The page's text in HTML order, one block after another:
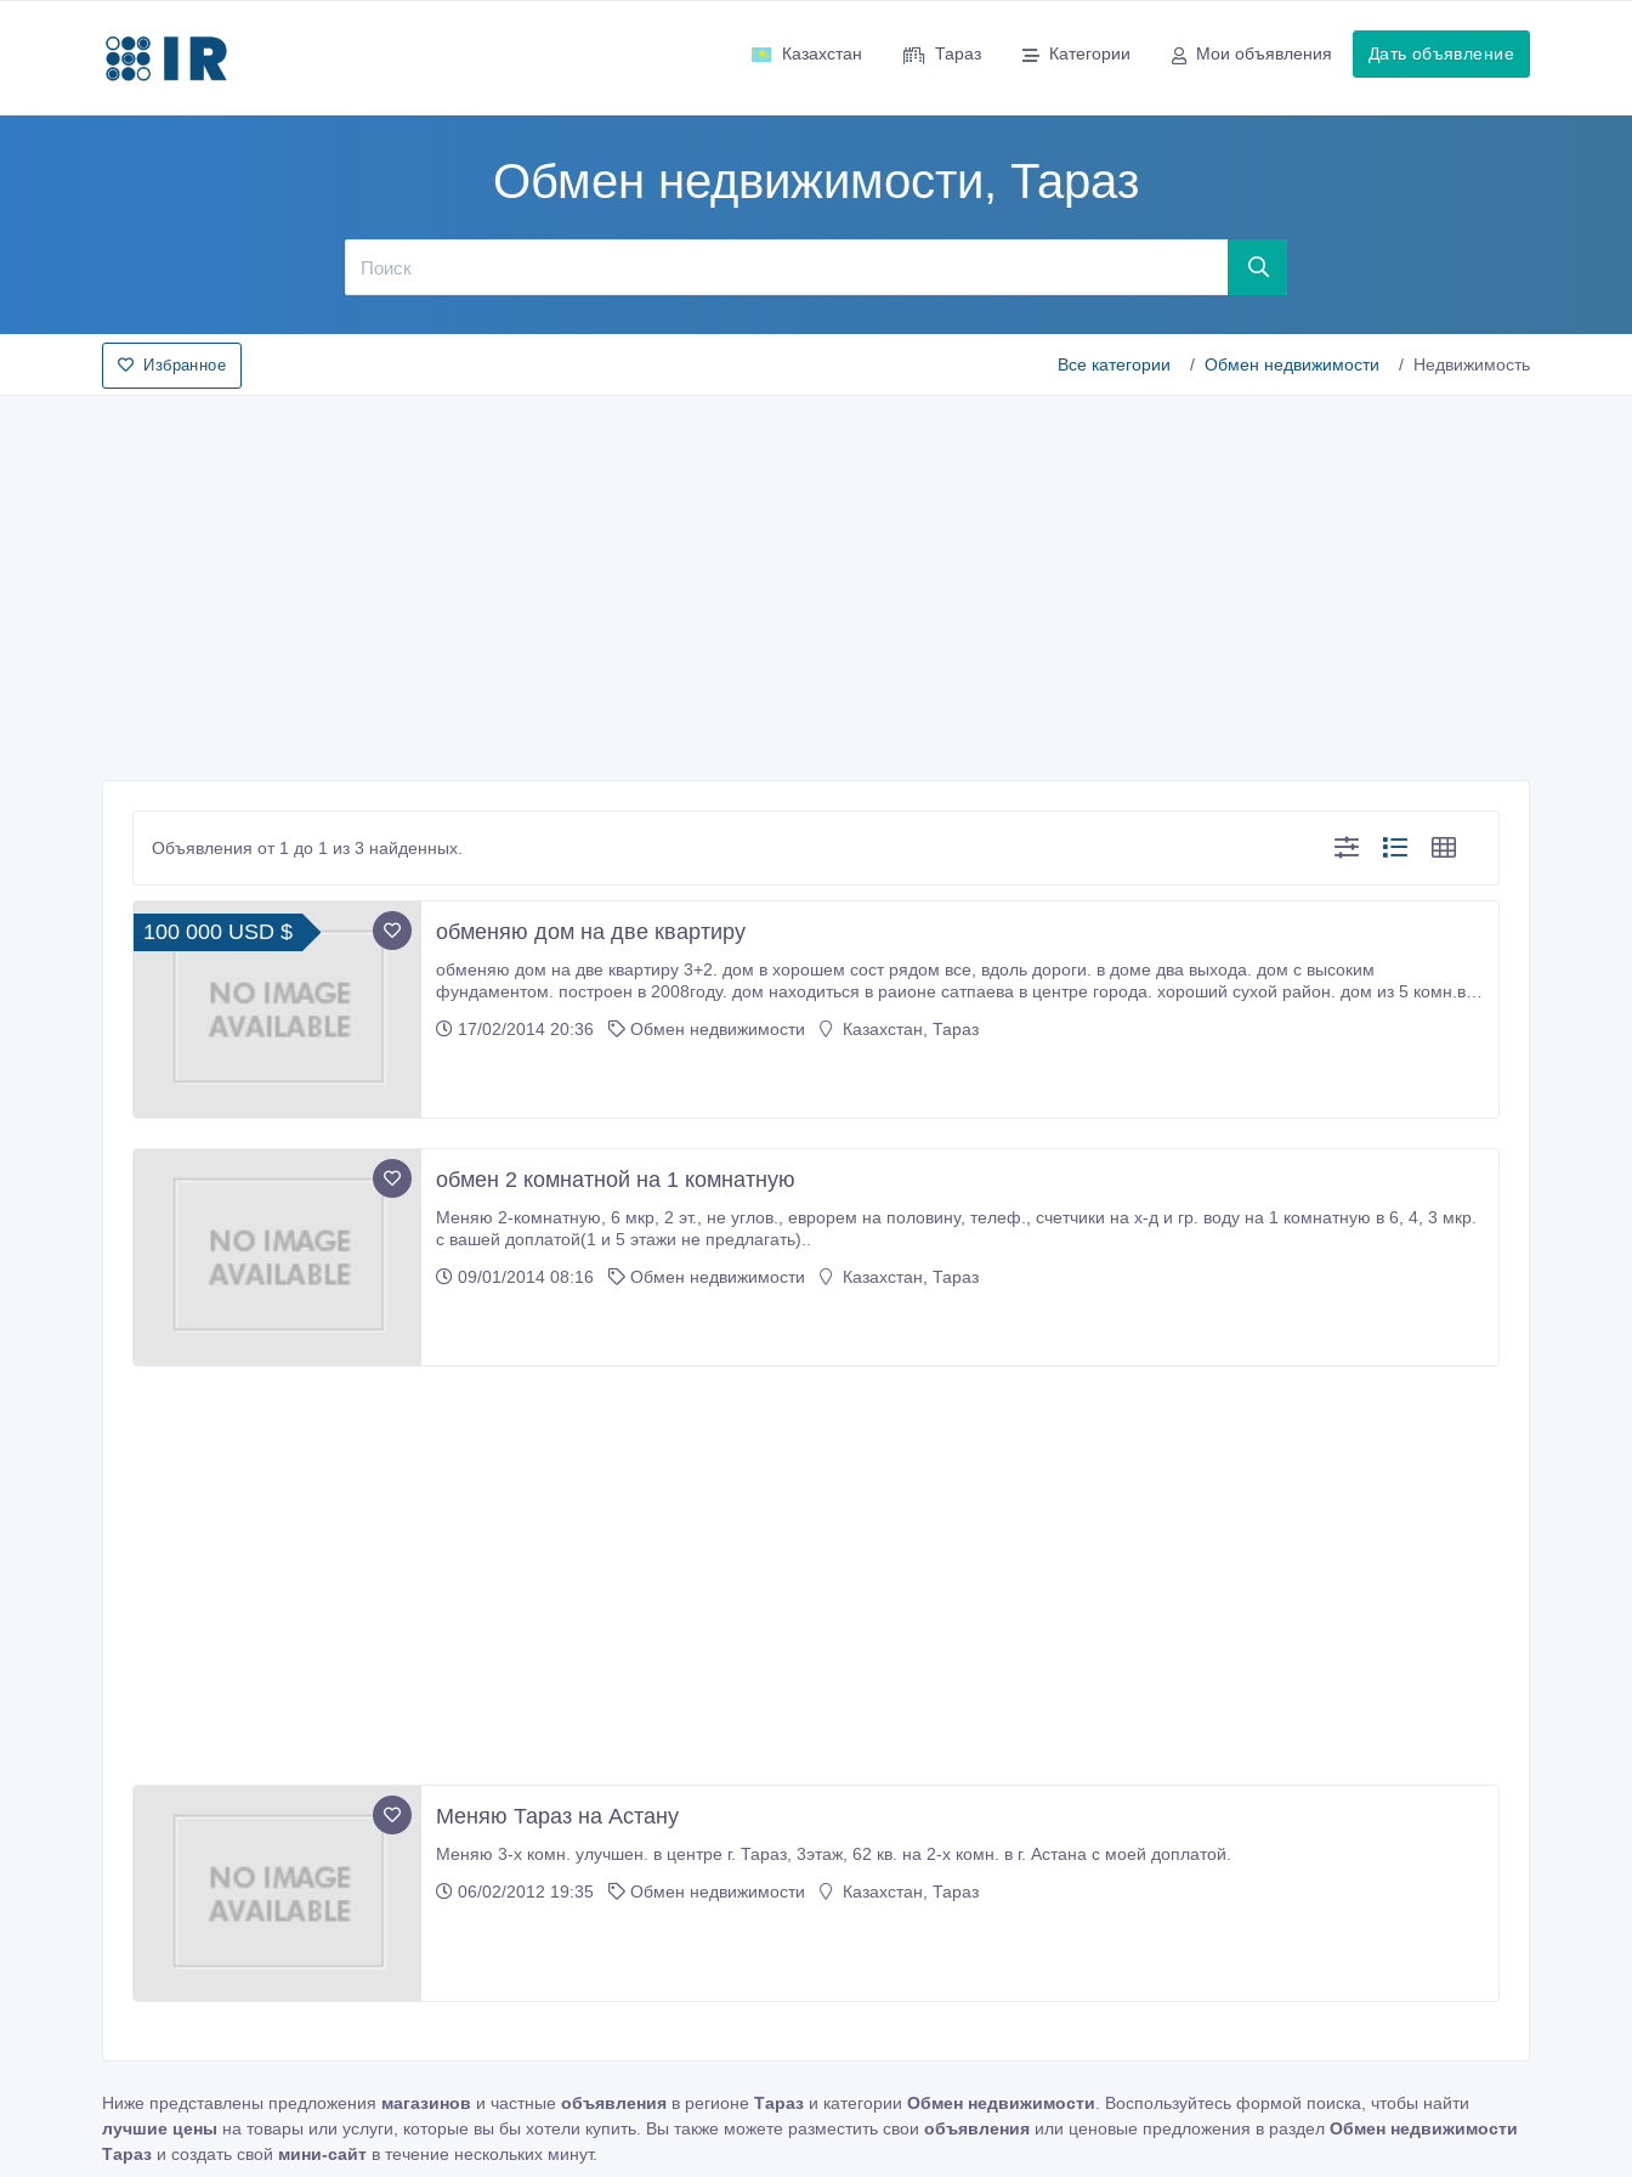
Казахстан Тараз Категории Мои объявления Дать объявление
Обмен недвижимости, Тараз
Избранное Все категории Обмен недвижимости Недвижимость
Объявления от 1 до 1 из 3 найденных.
100 000 USD $ обменяю дом на две квартиру
обменяю дом на две квартиру 3+2. дом в хорошем сост рядом все, вдоль дороги. в доме два выхода. дом с высоким
фундаментом. построен в 2008году. дом находиться в раионе сатпаева в центре города. хороший сухой район. дом из 5 комн.в
17/02/2014 20:36
Обмен недвижимости Казахстан, Тараз
обмен 2 комнатной на 1 комнатную
Меняю 2-комнатную, 6 мкр, 2 эт., не углов., еврорем на половину, телеф., счетчики на х-д и гр. воду на 1 комнатную в 6, 4, 3 мкр.
с вашей доплатой(1 и 5 этажи не предлагать)..
09/01/2014 08:16
Обмен недвижимости Казахстан, Тараз
Меняю Тараз на Астану
Меняю 3-х комн. улучшен. в центре г. Тараз, 3этаж, 62 кв. на 2-х комн. в г. Астана с моей доплатой.
06/02/2012 19:35
Обмен недвижимости Казахстан, Тараз
Ниже представлены предложения магазинов и частные объявления в регионе Тараз и категории Обмен недвижимости . Воспользуйтесь формой поиска, чтобы найти
лучшие цены на товары или услуги, которые вы бы хотели купить. Вы также можете разместить свои объявления или ценовые предложения в раздел Обмен недвижимости
Тараз и создать свой мини-сайт в течение нескольких минут.